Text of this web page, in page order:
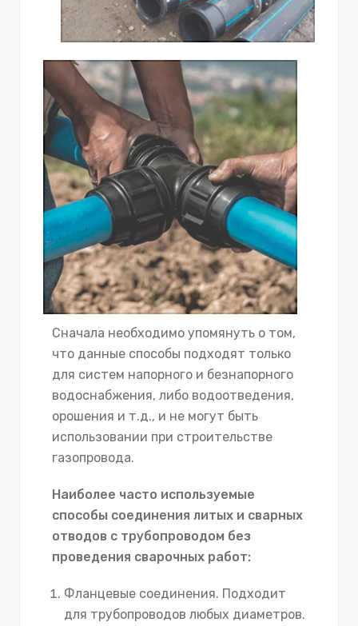
Сначала необходимо упомянуть о том,
что данные способы подходят только
для систем напорного и безнапорного
водоснабжения, либо водоотведения,
орошения и т.д., и не могут быть
использовании при строительстве
газопровода.
Наиболее часто используемые
способы соединения литых и сварных
отводов с трубопроводом без
проведения сварочных работ:
Фланцевые соединения. Подходит
для трубопроводов любых диаметров.